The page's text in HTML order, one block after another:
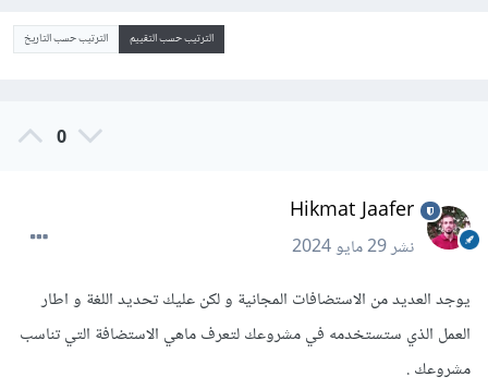
الترتيب حسب التقييم الترتيب حسب التاريخ
0
Hikmat Jaafer
نشر29 مايو 2024
يوجد العديد من الاستضافات المجانية و لكن عليك تحديد اللغة و اطار
العمل الذي ستستخدمه في مشروعك لتعرف ماهي الاستضافة التي تناسب
مشروعك .